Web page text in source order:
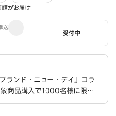
館がお届け
料
ステータス
受付中
ランド・ニュー・デイ』コラ
商品購入で1000名様に限定
に、豪華限定グッズが合計76